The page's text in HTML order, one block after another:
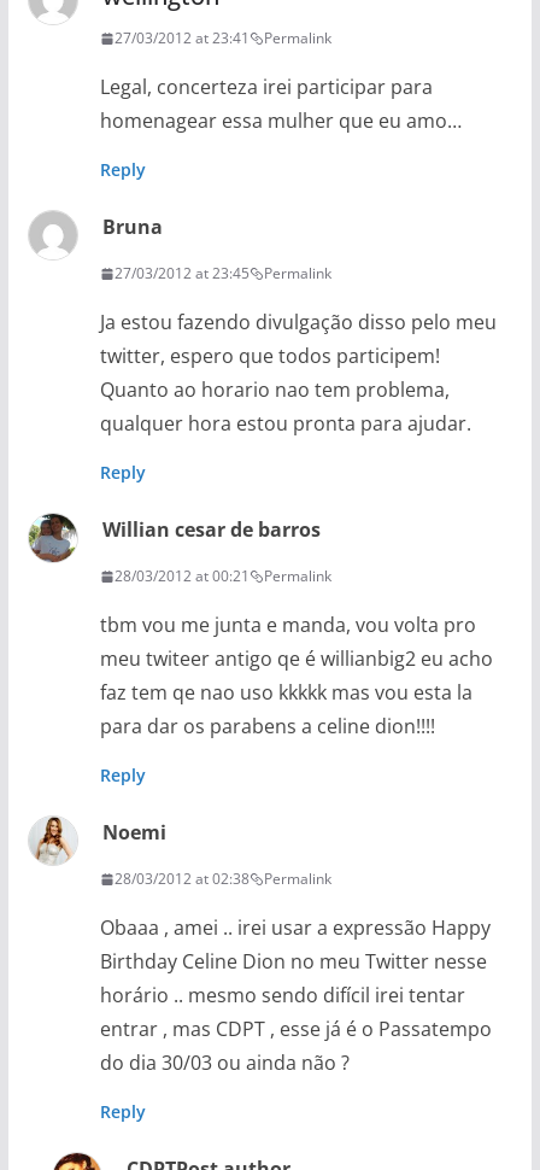
27/03/2012 at 23:41 Permalink
Legal, concerteza irei participar para
homenagear essa mulher que eu amo…
Reply
Bruna
27/03/2012 at 23:45 Permalink
Ja estou fazendo divulgação disso pelo meu
twitter, espero que todos participem!
Quanto ao horario nao tem problema,
qualquer hora estou pronta para ajudar.
Reply
Willian cesar de barros
28/03/2012 at 00:21 Permalink
tbm vou me junta e manda, vou volta pro
meu twiteer antigo qe é willianbig2 eu acho
faz tem qe nao uso kkkkk mas vou esta la
para dar os parabens a celine dion!!!!
Reply
Noemi
28/03/2012 at 02:38 Permalink
Obaaa , amei .. irei usar a expressão Happy
Birthday Celine Dion no meu Twitter nesse
horário .. mesmo sendo difícil irei tentar
entrar , mas CDPT , esse já é o Passatempo
do dia 30/03 ou ainda não ?
Reply